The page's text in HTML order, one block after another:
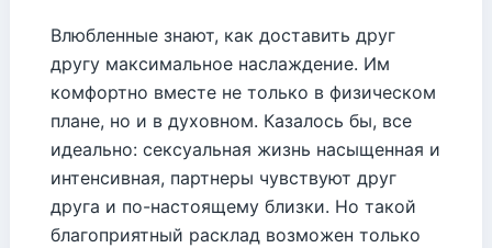
Влюбленные знают, как доставить друг
другу максимальное наслаждение. Им
комфортно вместе не только в физическом
плане, но и в духовном. Казалось бы, все
идеально: сексуальная жизнь насыщенная и
интенсивная, партнеры чувствуют друг
друга и по-настоящему близки. Но такой
благоприятный расклад возможен только